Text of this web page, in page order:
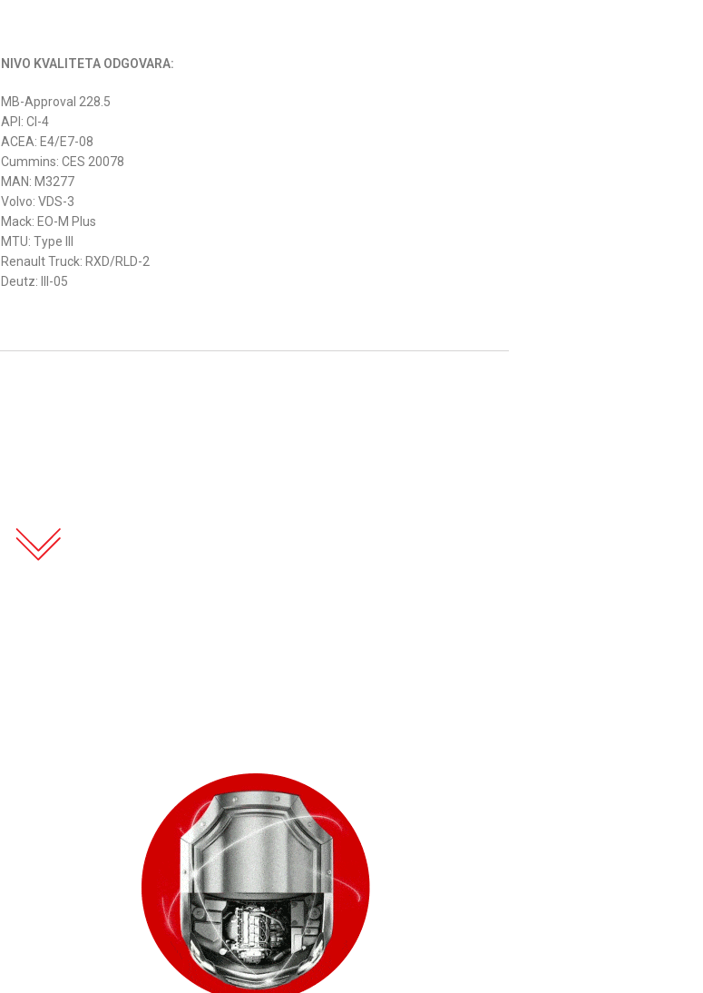
NIVO KVALITETA ODGOVARA:
MB-Approval 228.5
API: CI-4
ACEA: E4/E7-08
Cummins: CES 20078
MAN: M3277
Volvo: VDS-3
Mack: EO-M Plus
MTU: Type III
Renault Truck: RXD/RLD-2
Deutz: III-05